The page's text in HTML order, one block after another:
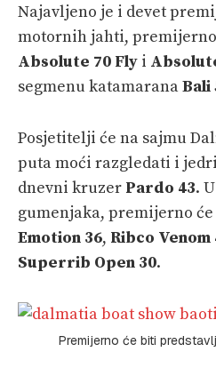
Najavljeno je i devet
motornih jahti,
Absolute 70 Fly i
segmenu katamaranaBali
Posjetitelji će na sajmu
puta moći razgledati i
dnevni kruzer Pardo 43.
gumenjaka, premijerno
Emotion 36, Ribco Venom
Superrib Open 30.
Premijerno će biti